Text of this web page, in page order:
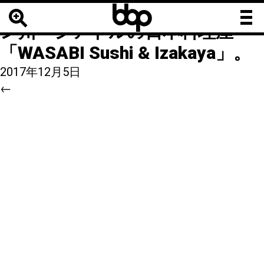
bbb
12
【海外居酒屋】ワシント
ン州・シアトルの日本料理屋
「WASABI Sushi & Izakaya」。
2017年12月5日
←